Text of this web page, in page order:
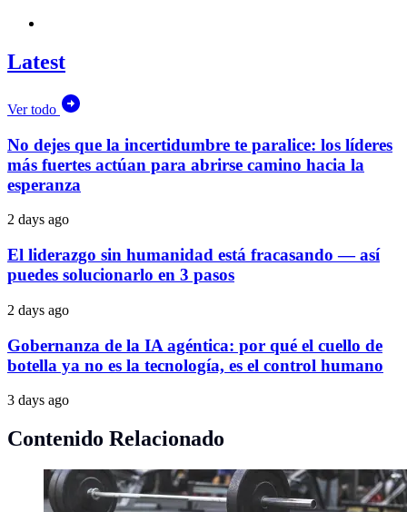
Latest
Ver todo
No dejes que la incertidumbre te paralice: los líderes
más fuertes actúan para abrirse camino hacia la
esperanza
2 days ago
El liderazgo sin humanidad está fracasando — así
puedes solucionarlo en 3 pasos
2 days ago
Gobernanza de la IA agéntica: por qué el cuello de
botella ya no es la tecnología, es el control humano
3 days ago
Contenido Relacionado